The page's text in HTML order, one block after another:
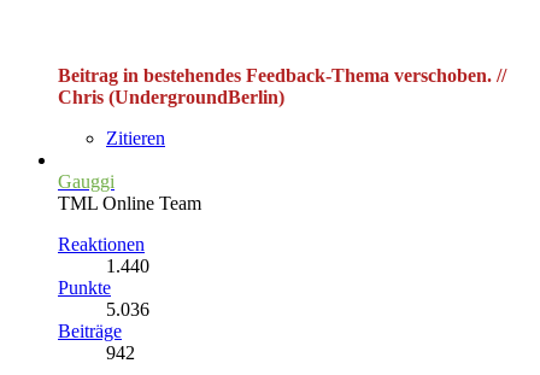
Beitrag in bestehendes Feedback-Thema verschoben. //
Chris (UndergroundBerlin)
Zitieren
Gauggi
TML Online Team
Reaktionen
1.440
Punkte
5.036
Beiträge
942